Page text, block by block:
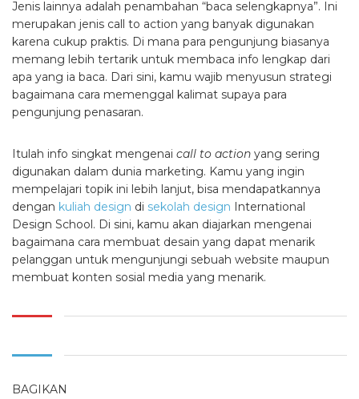
Jenis lainnya adalah penambahan “baca selengkapnya”. Ini
merupakan jenis call to action yang banyak digunakan
karena cukup praktis. Di mana para pengunjung biasanya
memang lebih tertarik untuk membaca info lengkap dari
apa yang ia baca. Dari sini, kamu wajib menyusun strategi
bagaimana cara memenggal kalimat supaya para
pengunjung penasaran.
Itulah info singkat mengenai call to action yang sering
digunakan dalam dunia marketing. Kamu yang ingin
mempelajari topik ini lebih lanjut, bisa mendapatkannya
dengan kuliah design di sekolah design
International
Design School. Di sini, kamu akan diajarkan mengenai
bagaimana cara membuat desain yang dapat menarik
pelanggan untuk mengunjungi sebuah website maupun
membuat konten sosial media yang menarik.
BAGIKAN